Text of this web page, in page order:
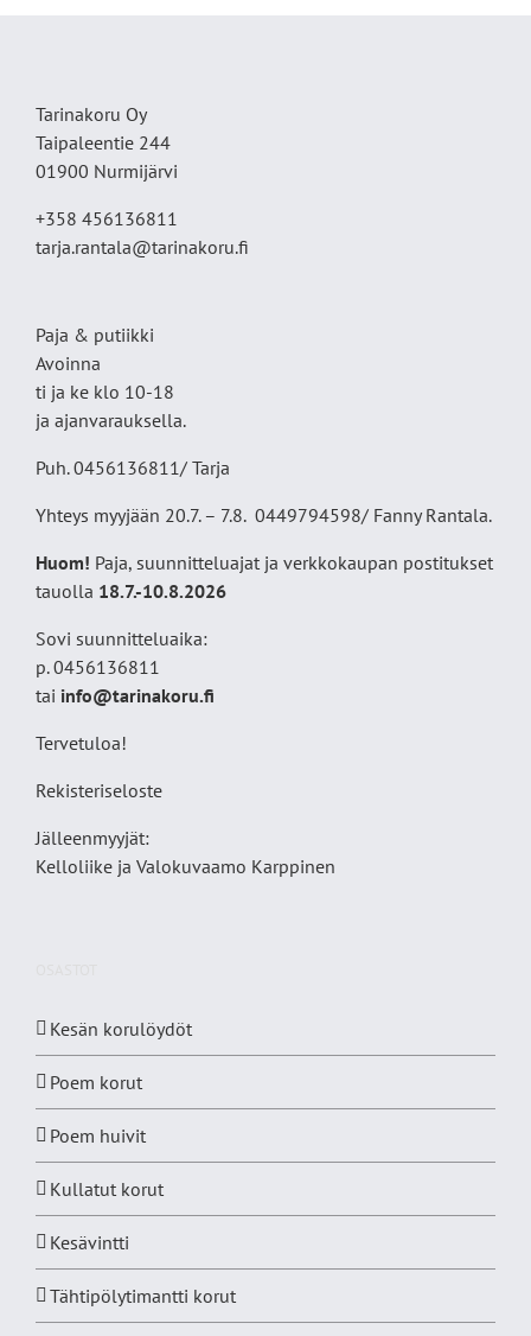
Tarinakoru Oy
Taipaleentie 244
01900 Nurmijärvi
+358 456136811
tarja.rantala@tarinakoru.fi
Paja & putiikki
Avoinna
ti ja ke klo 10-18
ja ajanvarauksella.
Puh. 0456136811/ Tarja
Yhteys myyjään 20.7. – 7.8. 0449794598/ Fanny Rantala.
Huom! Paja, suunnitteluajat ja verkkokaupan postitukset
tauolla 18.7.-10.8.2026
Sovi suunnitteluaika:
p. 0456136811
tai info@tarinakoru.fi
Tervetuloa!
Rekisteriseloste
Jälleenmyyjät:
Kelloliike ja Valokuvaamo Karppinen
Kesän korulöydöt
Poem korut
Poem huivit
Kullatut korut
Kesävintti
Tähtipölytimantti korut